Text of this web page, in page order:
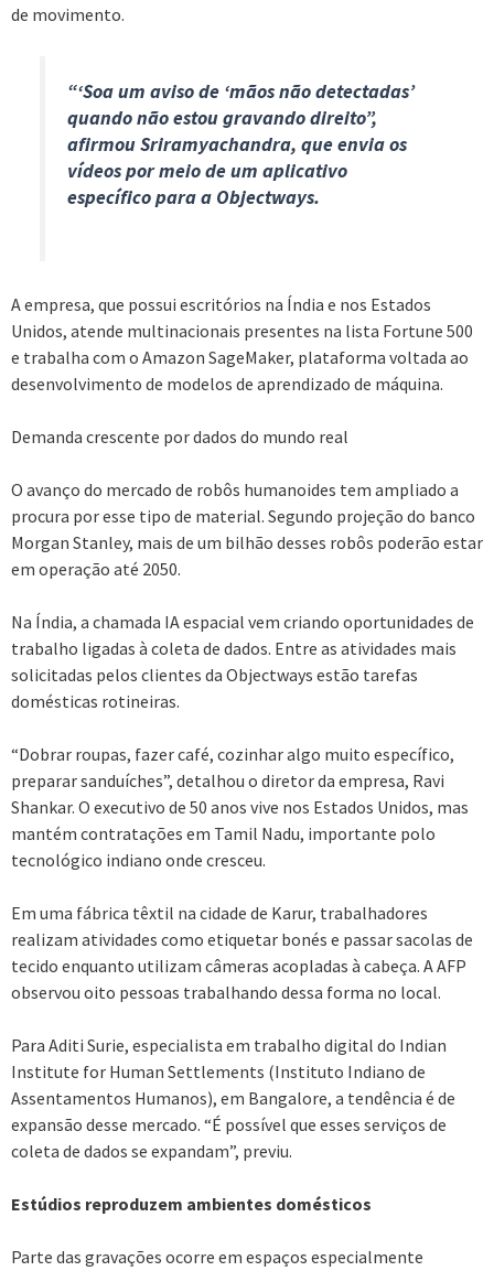
de movimento.
“‘Soa um aviso de ‘mãos não detectadas’
quando não estou gravando direito”,
afirmou Sriramyachandra, que envia os
vídeos por meio de um aplicativo
específico para a Objectways.
A empresa, que possui escritórios na Índia e nos Estados
Unidos, atende multinacionais presentes na lista Fortune 500
e trabalha com o Amazon SageMaker, plataforma voltada ao
desenvolvimento de modelos de aprendizado de máquina.
Demanda crescente por dados do mundo real
O avanço do mercado de robôs humanoides tem ampliado a
procura por esse tipo de material. Segundo projeção do banco
Morgan Stanley, mais de um bilhão desses robôs poderão estar
em operação até 2050.
Na Índia, a chamada IA espacial vem criando oportunidades de
trabalho ligadas à coleta de dados. Entre as atividades mais
solicitadas pelos clientes da Objectways estão tarefas
domésticas rotineiras.
“Dobrar roupas, fazer café, cozinhar algo muito específico,
preparar sanduíches”, detalhou o diretor da empresa, Ravi
Shankar. O executivo de 50 anos vive nos Estados Unidos, mas
mantém contratações em Tamil Nadu, importante polo
tecnológico indiano onde cresceu.
Em uma fábrica têxtil na cidade de Karur, trabalhadores
realizam atividades como etiquetar bonés e passar sacolas de
tecido enquanto utilizam câmeras acopladas à cabeça. A AFP
observou oito pessoas trabalhando dessa forma no local.
Para Aditi Surie, especialista em trabalho digital do Indian
Institute for Human Settlements (Instituto Indiano de
Assentamentos Humanos), em Bangalore, a tendência é de
expansão desse mercado. “É possível que esses serviços de
coleta de dados se expandam”, previu.
Estúdios reproduzem ambientes domésticos
Parte das gravações ocorre em espaços especialmente